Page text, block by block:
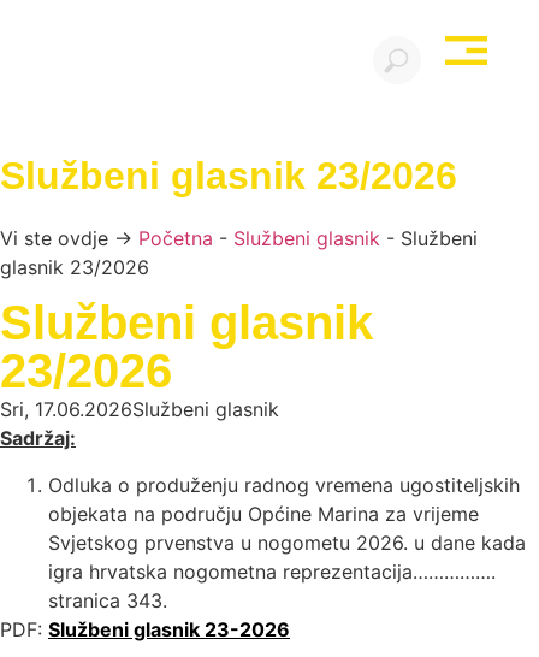
Službeni glasnik 23/2026
Vi ste ovdje → Početna - Službeni glasnik - Službeni
glasnik 23/2026
Službeni glasnik
23/2026
Sri, 17.06.2026Službeni glasnik
Sadržaj:
Odluka o produženju radnog vremena ugostiteljskih
objekata na području Općine Marina za vrijeme
Svjetskog prvenstva u nogometu 2026. u dane kada
igra hrvatska nogometna reprezentacija…………….
stranica 343.
PDF: Službeni glasnik 23-2026